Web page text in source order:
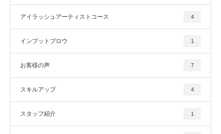
アイラッシュアーティストコース 4
インプットブロウ 1
お客様の声 7
スキルアップ 4
スタッフ紹介 1